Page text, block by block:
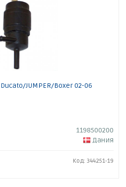
JUMPER/Boxer 02-06
1198500200
Дания
Код: 344251-19